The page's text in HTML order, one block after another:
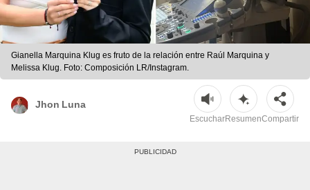
Gianella Marquina Klug es fruto de la relación entre Raúl Marquina y
Melissa Klug. Foto: Composición LR/Instagram.
Jhon Luna
EscucharResumenCompartir